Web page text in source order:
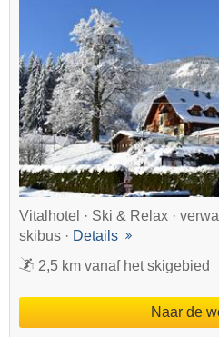
Vitalhotel · Ski & Relax ·
skibus · Details
2,5 km vanaf het skigebied
Naar de